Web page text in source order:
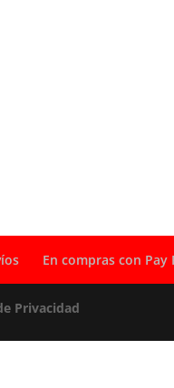
En compras con
Privacidad